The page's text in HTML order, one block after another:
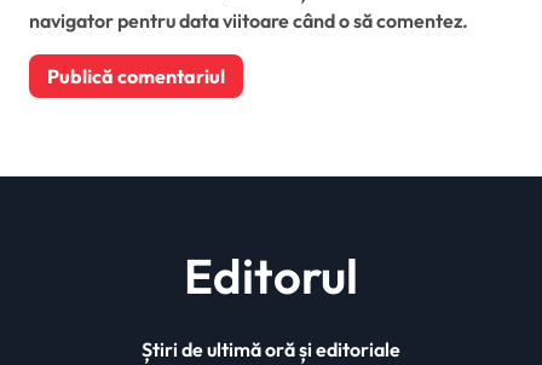
navigator pentru data viitoare când o să comentez.
Editorul
Știri de ultimă oră și editoriale